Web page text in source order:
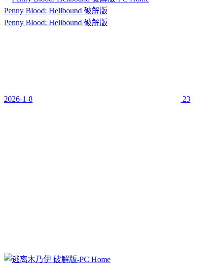
Penny Blood: Hellbound 破解版
Penny Blood: Hellbound 破解版
2026-1-8 23